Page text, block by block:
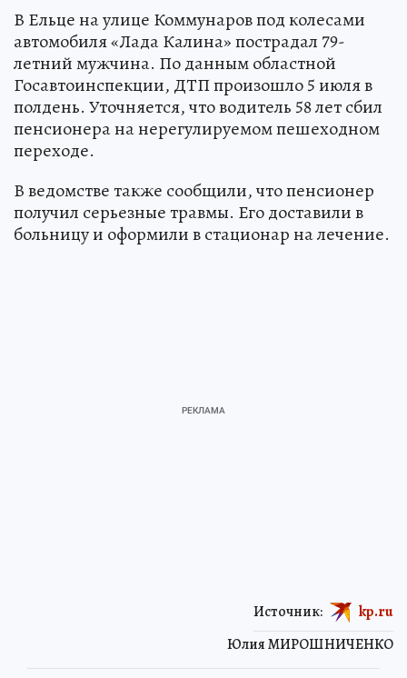
В Ельце на улице Коммунаров под колесами
автомобиля «Лада Калина» пострадал 79-
летний мужчина. По данным областной
Госавтоинспекции, ДТП произошло 5 июля в
полдень. Уточняется, что водитель 58 лет сбил
пенсионера на нерегулируемом пешеходном
переходе.
В ведомстве также сообщили, что пенсионер
получил серьезные травмы. Его доставили в
больницу и оформили в стационар на лечение.
Юлия МИРОШНИЧЕНКО
Источник: kp.ru